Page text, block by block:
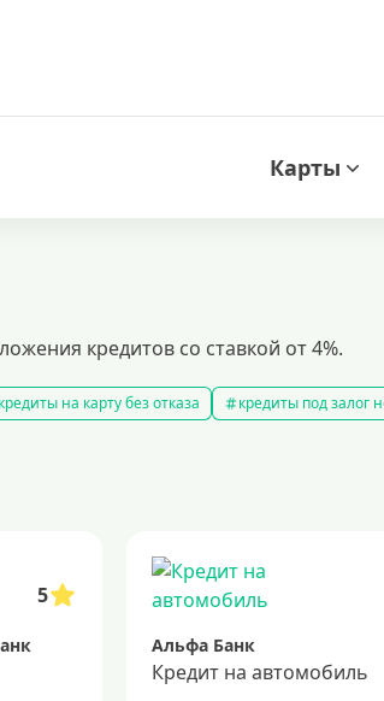
Карты
кредитов со ставкой от 4%.
кредиты на карту без отказа
кредиты под залог
5
Альфа Банк
Кредит на автомобиль